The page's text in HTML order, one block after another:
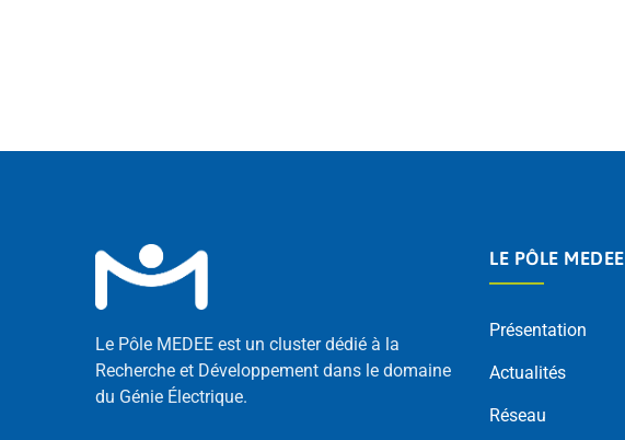
Le Pôle MEDEE est un cluster dédié à la
Recherche et Développement dans le domaine
du Génie Électrique.
LE PÔLE MEDEE
Présentation
Actualités
Réseau